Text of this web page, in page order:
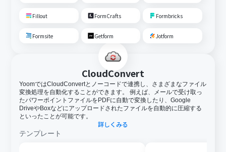
Fillout FormCrafts Formbricks
Formsite Getform Jotform
CloudConvert
YoomではCloudConvertとノーコードで連携し、さまざまなファイル
変換処理を自動化することができます。 例えば、メールで受け取っ
たパワーポイントファイルをPDFに自動で変換したり、Google
DriveやBoxなどにアップロードされたファイルを自動的に圧縮する
といったことが可能です。
詳しくみる
テンプレート